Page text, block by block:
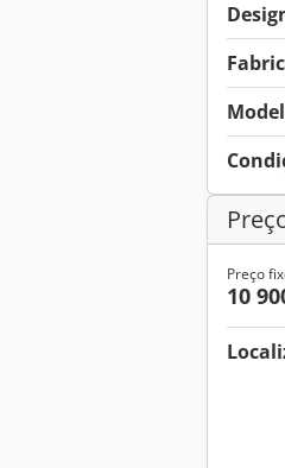
Preço
10